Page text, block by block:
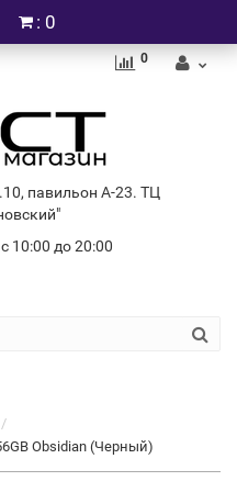
0
павильон А-23. ТЦ
10:00 до 20:00
: 0
Obsidian (Черный)